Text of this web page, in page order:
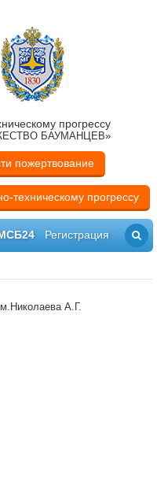
прогрессу
БАУМАНЦЕВ»
пожертвование
техническому прогрессу
Регистрация
А.Г.